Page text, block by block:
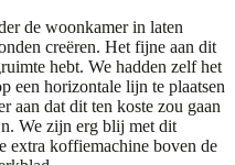
de woonkamer in laten
creëren. Het fijne aan dit
hebt. We hadden zelf het
een horizontale lijn te plaatsen
aan dat dit ten koste zou gaan
We zijn erg blij met dit
extra koffiemachine boven de